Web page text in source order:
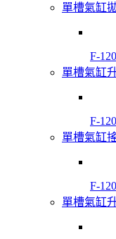
單槽氣缸
F-
單槽氣缸
F-
單槽氣缸
F-
單槽氣缸